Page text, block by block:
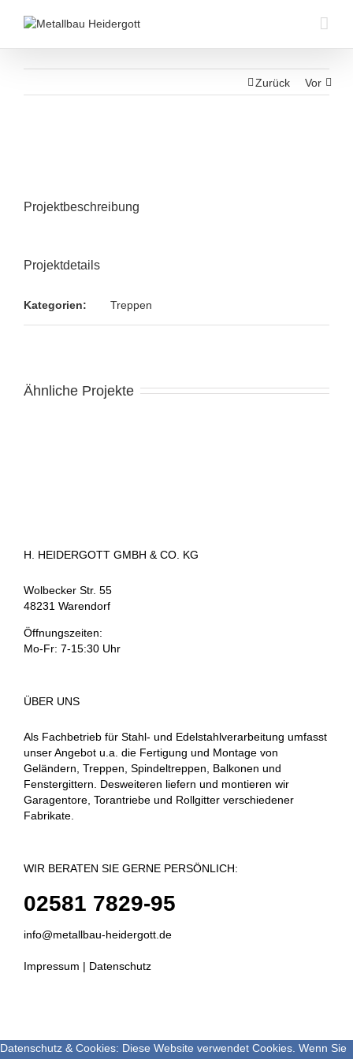
Zurück Vor
Projektbeschreibung
Projektdetails
Kategorien: Treppen
Ähnliche Projekte
H. HEIDERGOTT GMBH & CO. KG
Wolbecker Str. 55
48231 Warendorf
Öffnungszeiten:
Mo-Fr: 7-15:30 Uhr
ÜBER UNS
Als Fachbetrieb für Stahl- und Edelstahlverarbeitung umfasst
unser Angebot u.a. die Fertigung und Montage von
Geländern, Treppen, Spindeltreppen, Balkonen und
Fenstergittern. Desweiteren liefern und montieren wir
Garagentore, Torantriebe und Rollgitter verschiedener
Fabrikate.
WIR BERATEN SIE GERNE PERSÖNLICH:
02581 7829-95
info@metallbau-heidergott.de
Impressum | Datenschutz
Datenschutz & Cookies: Diese Website verwendet Cookies. Wenn Sie